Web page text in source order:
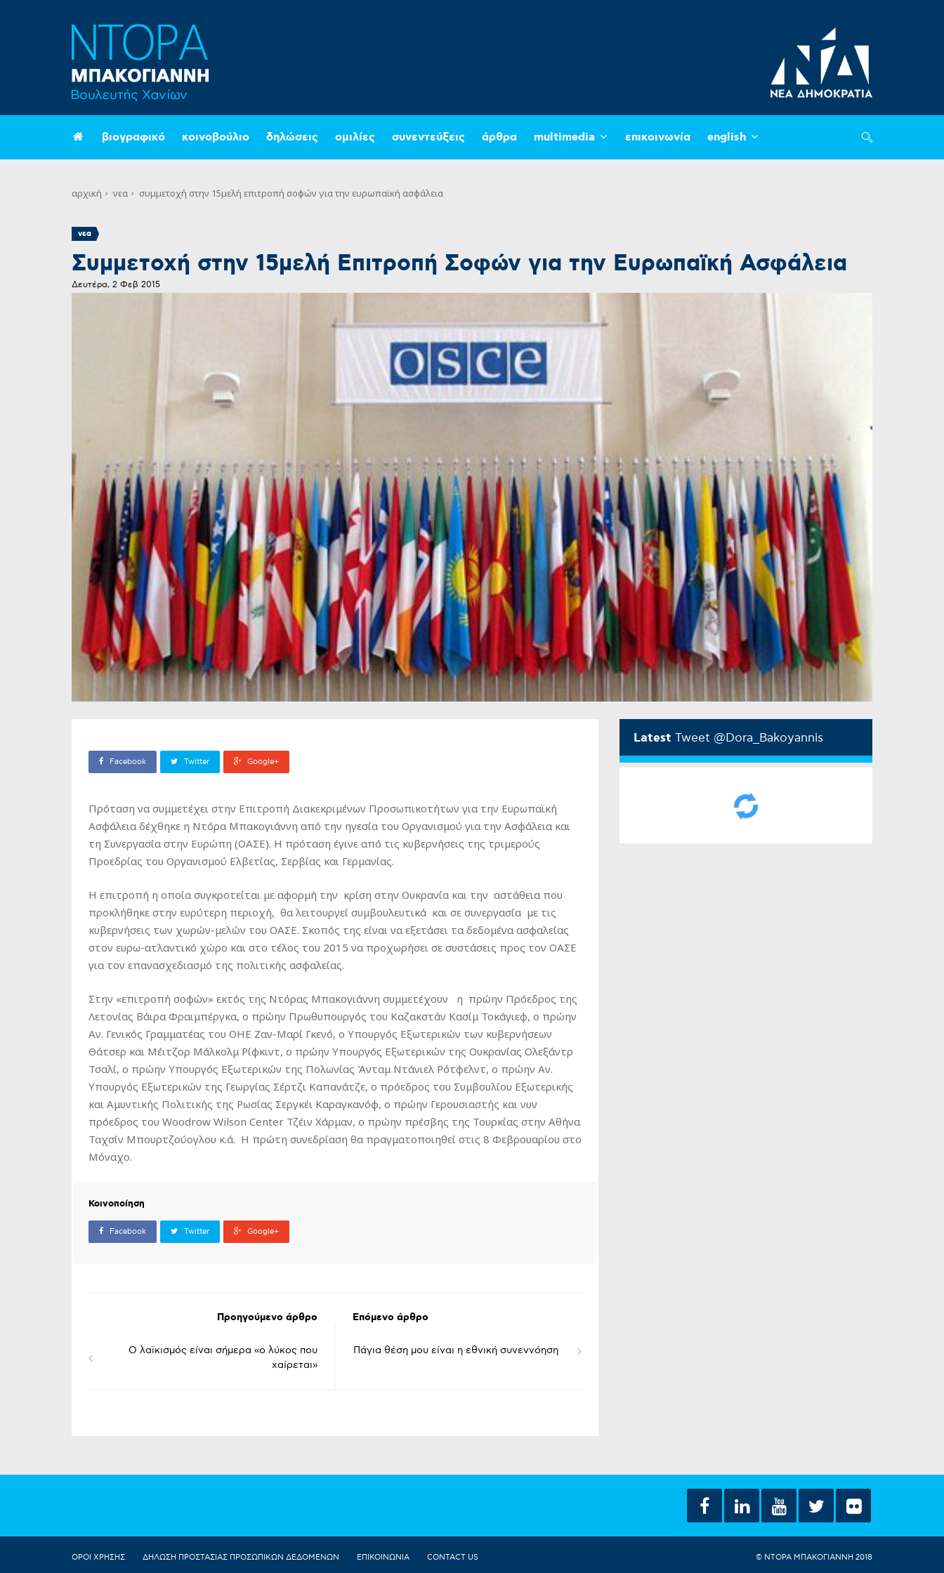
βιογραφικό κοινοβούλιο δηλώσεις ομιλίες συνεντεύξεις άρθρα multimedia επικοινωνία english
αρχική νεα συμμετοχή στην 15μελή επιτροπή σοφών για την ευρωπαϊκή ασφάλεια
νεα
Συμμετοχή στην 15μελή Επιτροπή Σοφών για την Ευρωπαϊκή Ασφάλεια
Δευτέρα, 2 Φεβ 2015
Facebook Twitter Google+
Πρόταση να συμμετέχει στην Επιτροπή Διακεκριμένων Προσωπικοτήτων για την Ευρωπαϊκή
Ασφάλεια δέχθηκε η Ντόρα Μπακογιάννη από την ηγεσία του Οργανισμού για την Ασφάλεια και
τη Συνεργασία στην Ευρώπη (ΟΑΣΕ). Η πρόταση έγινε από τις κυβερνήσεις της τριμερούς
Προεδρίας του Οργανισμού Ελβετίας, Σερβίας και Γερμανίας.
Η επιτροπή η οποία συγκροτείται με αφορμή την κρίση στην Ουκρανία και την αστάθεια που
προκλήθηκε στην ευρύτερη περιοχή, θα λειτουργεί συμβουλευτικά και σε συνεργασία με τις
κυβερνήσεις των χωρών-μελών του ΟΑΣΕ. Σκοπός της είναι να εξετάσει τα δεδομένα ασφαλείας
στον ευρω-ατλαντικό χώρο και στο τέλος του 2015 να προχωρήσει σε συστάσεις προς τον ΟΑΣΕ
για τον επανασχεδιασμό της πολιτικής ασφαλείας.
Στην «επιτροπή σοφών» εκτός της Ντόρας Μπακογιάννη συμμετέχουν η πρώην Πρόεδρος της
Λετονίας Βάιρα Φραιμπέργκα, ο πρώην Πρωθυπουργός του Καζακστάν Κασίμ Τοκάγιεφ, ο πρώην
Αν. Γενικός Γραμματέας του ΟΗΕ Ζαν-Μαρί Γκενό, ο Υπουργός Εξωτερικών των κυβερνήσεων
Θάτσερ και Μέιτζορ Μάλκολμ Ρίφκιντ, ο πρώην Υπουργός Εξωτερικών της Ουκρανίας Ολεξάντρ
Τσαλί, ο πρώην Υπουργός Εξωτερικών της Πολωνίας Άνταμ Ντάνιελ Ρότφελντ, ο πρώην Αν.
Υπουργός Εξωτερικών της Γεωργίας Σέρτζι Καπανάτζε, ο πρόεδρος του Συμβουλίου Εξωτερικής
και Αμυντικής Πολιτικής της Ρωσίας Σεργκέι Καραγκανόφ, ο πρώην Γερουσιαστής και νυν
πρόεδρος του Woodrow Wilson Center Τζέιν Χάρμαν, ο πρώην πρέσβης της Τουρκίας στην Αθήνα
Ταχσίν Μπουρτζούογλου κ.ά. Η πρώτη συνεδρίαση θα πραγματοποιηθεί στις 8 Φεβρουαρίου στο
Μόναχο.
Κοινοποίηση
Facebook Twitter Google+
Προηγούμενο άρθρο
O λαϊκισμός είναι σήμερα «ο λύκος που
χαίρεται»
Επόμενο άρθρο
Πάγια θέση μου είναι η εθνική συνεννόηση
Latest Tweet @Dora_Bakoyannis
ΟΡΟΙ ΧΡΗΣΗΣ ΔΗΛΩΣΗ ΠΡΟΣΤΑΣΙΑΣ ΠΡΟΣΩΠΙΚΩΝ ΔΕΔΟΜΕΝΩΝ ΕΠΙΚΟΙΝΩΝΙΑ CONTACT US © ΝΤΟΡΑ ΜΠΑΚΟΓΙΑΝΝΗ 2018